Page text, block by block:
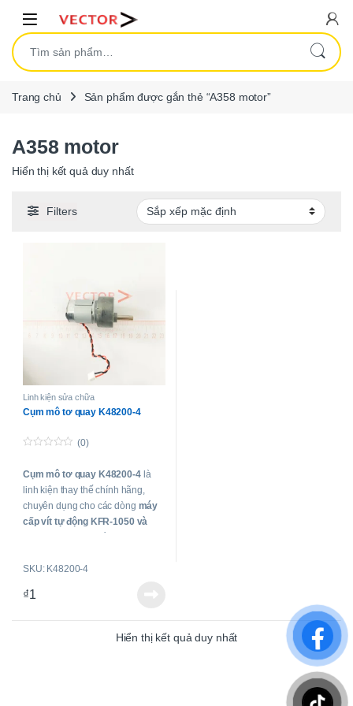
Open
Tìm kiếm:
Trang chủ Sản phẩm được gắn thẻ “A358 motor”
A358 motor
Hiển thị kết quả duy nhất
Filters
Linh kiện sửa chữa
Cụm mô tơ quay K48200-4
u
o
f
5
(0)
Cụm mô tơ quay K48200-4là
linh kiện thay thế chính hãng,
chuyên dụng cho các dòng máy
cấp vít tự động KFR-1050 và
vít liên tục và chính xác. Ngoài ra,
thể sử dụng để thay thế cho các
SKU: K48200-4
₫1
Hiển thị kết quả duy nhất